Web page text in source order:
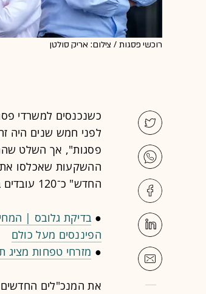
רוכשי פסגות / צילום: אריק סולטן
כשנכנסים למשרדי
לפני חמש שנים היה
ההשקעות שאכלסו
החדש" כ־120 עובדים בארבע מתוך 27 הקומות של הבניין.
● בדיקת גלובס |
הפיננסים מעל כולם
● מזרחי טפחות מציג